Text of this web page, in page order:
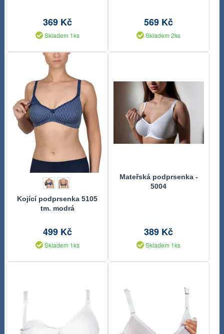
369 Kč
Skladem 1ks
569 Kč
Skladem 2ks
Kojící podprsenka 5105
tm. modrá
499 Kč
Skladem 1ks
Mateřská podprsenka -
5004
389 Kč
Skladem 1ks